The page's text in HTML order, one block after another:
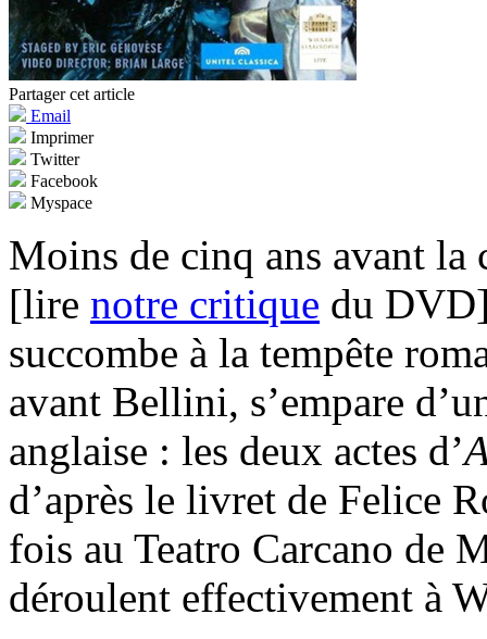
Partager cet article
Email
Imprimer
Twitter
Facebook
Myspace
Moins de cinq ans avant la
[lire notre critique du
succombe à la tempête
avant Bellini, s’empare
anglaise : les deux actes d’
d’après le livret de Felice
fois au Teatro Carcano de
déroulent effectivement à